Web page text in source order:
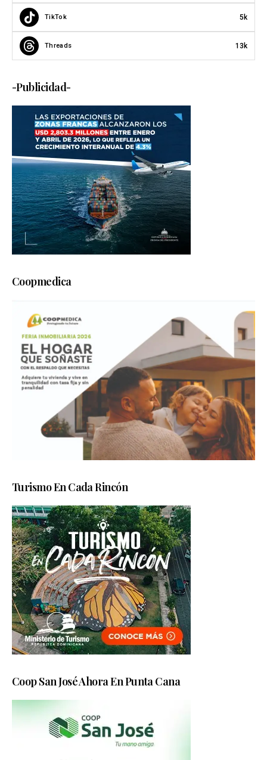
TikTok 5k
Threads 13k
-Publicidad-
Coopmedica
Turismo En Cada Rincón
Coop San José Ahora En Punta Cana